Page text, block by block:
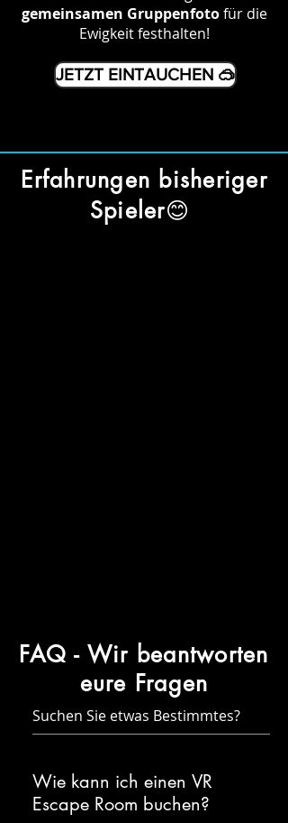
gemeinsamen Gruppenfotofür die
Ewigkeit festhalten!
JETZT EINTAUCHEN 🥽
Erfahrungen bisheriger
Spieler😊
FAQ - Wir beantworten
eure Fragen
Wie kann ich einen VR
Escape Room buchen?